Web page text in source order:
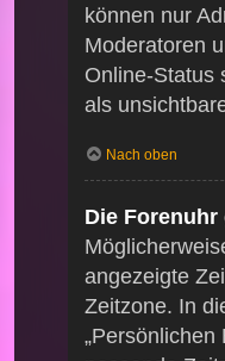
können nur
Moderatoren
Online-Status
als
Nach oben
Die
angezeigte
Zeitzone. In
„Persönlichen